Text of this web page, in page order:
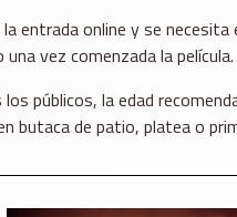
entrada online y se
vez comenzada la película.
públicos, la edad
butaca de patio, platea o